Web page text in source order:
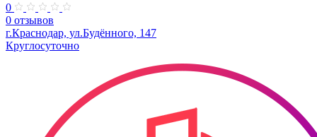
0
0 отзывов
г.Краснодар, ул.Будённого, 147
Круглосуточно